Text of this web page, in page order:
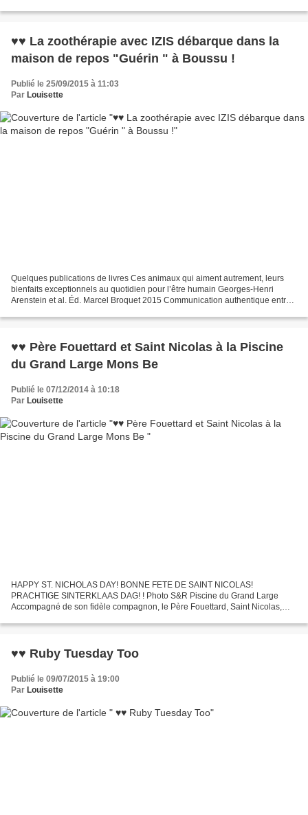
♥♥ La zoothérapie avec IZIS débarque dans la
maison de repos "Guérin " à Boussu !
Publié le 25/09/2015 à 11:03
Par Louisette
Quelques publications de livres Ces animaux qui aiment autrement, leurs
bienfaits exceptionnels au quotidien pour l’être humain Georges-Henri
Arenstein et al. Éd. Marcel Broquet 2015 Communication authentique entre
♥♥ Père Fouettard et Saint Nicolas à la Piscine
du Grand Large Mons Be
Publié le 07/12/2014 à 10:18
Par Louisette
HAPPY ST. NICHOLAS DAY! BONNE FETE DE SAINT NICOLAS!
PRACHTIGE SINTERKLAAS DAG! ! Photo S&R Piscine du Grand Large
Accompagné de son fidèle compagnon, le Père Fouettard, Saint Nicolas,
♥♥ Ruby Tuesday Too
Publié le 09/07/2015 à 19:00
Par Louisette